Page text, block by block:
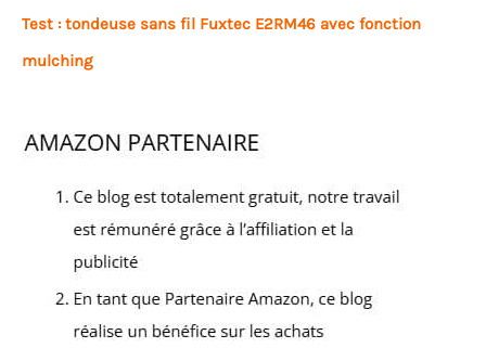
Test : tondeuse sans fil Fuxtec E2RM46 avec fonction
mulching